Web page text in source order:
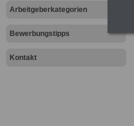
Arbeitgeberkategorien
Bewerbungstipps
Kontakt